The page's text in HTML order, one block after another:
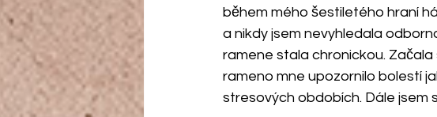
během mého šestiletého hraní
a nikdy jsem nevyhledala
ramene stala chronickou.
rameno mne upozornilo bolestí
stresových obdobích. Dále jsem